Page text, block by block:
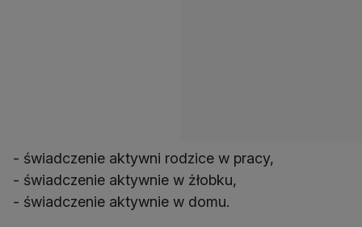
- świadczenie aktywni rodzice w pracy,
- świadczenie aktywnie w żłobku,
- świadczenie aktywnie w domu.